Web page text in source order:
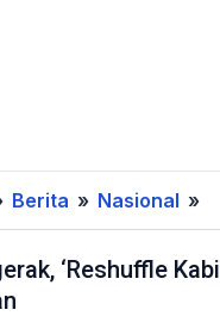
Berita » Nasional »
‘Reshuffle